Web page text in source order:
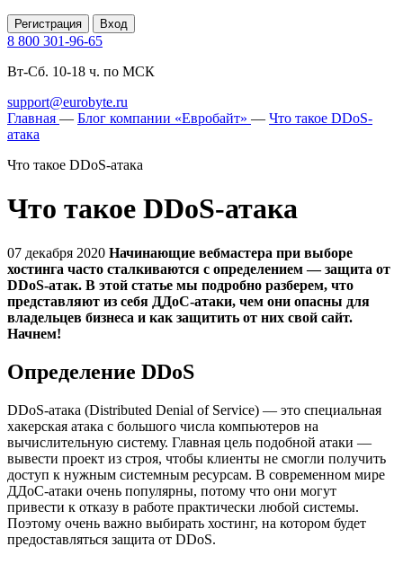
Регистрация Вход
8 800 301-96-65
Вт-Сб. 10-18 ч. по МСК
support@eurobyte.ru
Главная — Блог компании «Евробайт» — Что такое DDoS-
атака
Что такое DDoS-атака
Что такое DDoS-атака
07 декабря 2020 Начинающие вебмастера при выборе
хостинга часто сталкиваются с определением — защита от
DDoS-атак. В этой статье мы подробно разберем, что
представляют из себя ДДоС-атаки, чем они опасны для
владельцев бизнеса и как защитить от них свой сайт.
Начнем!
Определение DDoS
DDoS-атака (Distributed Denial of Service) — это специальная
хакерская атака с большого числа компьютеров на
вычислительную систему. Главная цель подобной атаки —
вывести проект из строя, чтобы клиенты не смогли получить
доступ к нужным системным ресурсам. В современном мире
ДДоС-атаки очень популярны, потому что они могут
привести к отказу в работе практически любой системы.
Поэтому очень важно выбирать хостинг, на котором будет
предоставляться защита от DDoS.